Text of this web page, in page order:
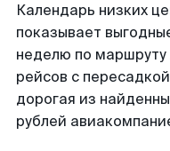
Календарь низких
показывает
неделю по маршруту
рейсов с
дорогая из
рублей